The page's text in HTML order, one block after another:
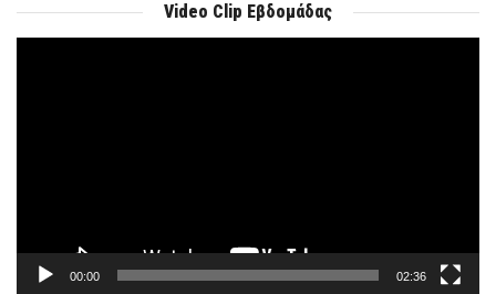
Video Clip Εβδομάδας
00:00 02:36